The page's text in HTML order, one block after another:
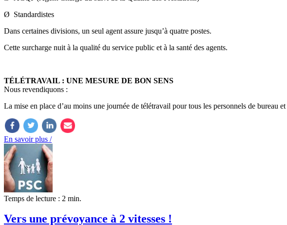
Ø Standardistes
Dans certaines divisions, un seul agent assure jusqu’à quatre postes.
Cette surcharge nuit à la qualité du service public et à la santé des agents.
TÉLÉTRAVAIL : UNE MESURE DE BON SENS
Nous revendiquons :
La mise en place d’au moins une journée de télétravail pour tous les personnels de bureau
En savoir plus /
Temps de lecture : 2 min.
Vers une prévoyance à 2 vitesses !